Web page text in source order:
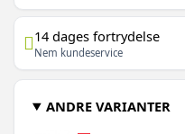
14 dages fortrydelse
Nem kundeservice
ANDRE VARIANTER